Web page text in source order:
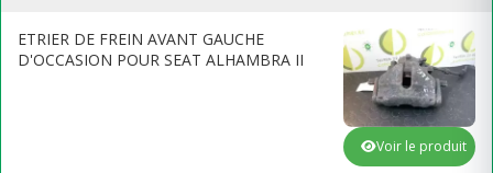
ETRIER DE FREIN AVANT GAUCHE
D'OCCASION POUR SEAT ALHAMBRA II
Voir le produit